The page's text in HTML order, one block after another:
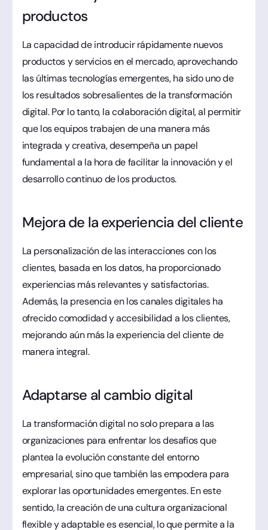
productos
La capacidad de introducir rápidamente nuevos
productos y servicios en el mercado, aprovechando
las últimas tecnologías emergentes, ha sido uno de
los resultados sobresalientes de la transformación
digital. Por lo tanto, la colaboración digital, al permitir
que los equipos trabajen de una manera más
integrada y creativa, desempeña un papel
fundamental a la hora de facilitar la innovación y el
desarrollo continuo de los productos.
Mejora de la experiencia del cliente
La personalización de las interacciones con los
clientes, basada en los datos, ha proporcionado
experiencias más relevantes y satisfactorias.
Además, la presencia en los canales digitales ha
ofrecido comodidad y accesibilidad a los clientes,
mejorando aún más la experiencia del cliente de
manera integral.
Adaptarse al cambio digital
La transformación digital no solo prepara a las
organizaciones para enfrentar los desafíos que
plantea la evolución constante del entorno
empresarial, sino que también las empodera para
explorar las oportunidades emergentes. En este
sentido, la creación de una cultura organizacional
flexible y adaptable es esencial, lo que permite a la